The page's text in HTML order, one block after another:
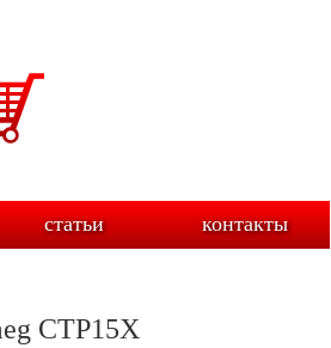
статьи контакты
CTP15X